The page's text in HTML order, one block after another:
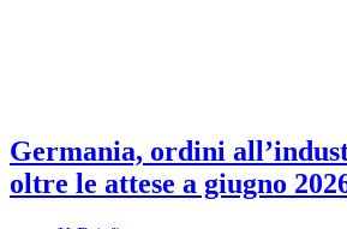
Germania, ordini
oltre le attese a giugno